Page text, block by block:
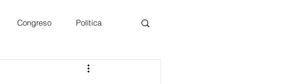
Congreso Política